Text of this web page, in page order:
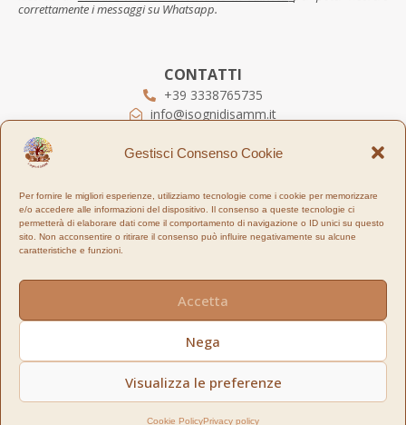
Gestisci Consenso Cookie
Per fornire le migliori esperienze, utilizziamo tecnologie come i cookie per memorizzare
e/o accedere alle informazioni del dispositivo. Il consenso a queste tecnologie ci
permetterà di elaborare dati come il comportamento di navigazione o ID unici su questo
sito. Non acconsentire o ritirare il consenso può influire negativamente su alcune
caratteristiche e funzioni.
Accetta
Nega
Visualizza le preferenze
Cookie PolicyPrivacy policy
correttamente i messaggi su Whatsapp.
CONTATTI
+39 3338765735
info@isognidisamm.it
57122Livorno
ORARI
Laboratorio:
LUN - VEN 8:30/12:30 – 14/18
I SOGNI DI SAMM di Giorgi Alan
57122 – Livorno (LI) | P.I. IT01903100491 | REA LI – 208164
Copyright 2022 © Tutti i diritti riservati | Designed by
silviasciuto.com